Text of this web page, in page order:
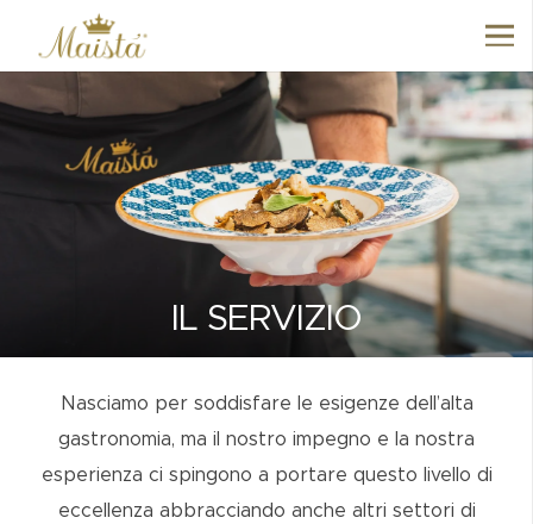
IL SERVIZIO
Nasciamo per soddisfare le esigenze dell’alta
gastronomia, ma il nostro impegno e la nostra
esperienza ci spingono a portare questo livello di
eccellenza abbracciando anche altri settori di